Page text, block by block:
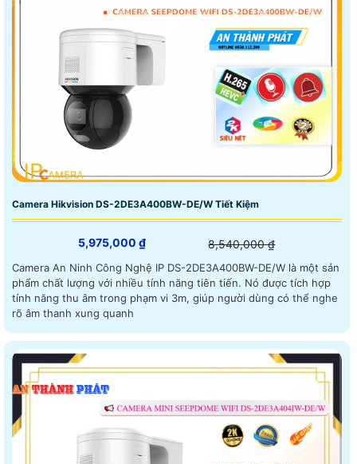
Camera Hikvision DS-2DE3A400BW-DE/W Tiết Kiệm
5,975,000 ₫ 8,540,000 ₫
Camera An Ninh Công Nghệ IP DS-2DE3A400BW-DE/W là một sản
phẩm chất lượng với nhiều tính năng tiên tiến. Nó được tích hợp
tính năng thu âm trong phạm vi 3m, giúp người dùng có thể nghe
rõ âm thanh xung quanh